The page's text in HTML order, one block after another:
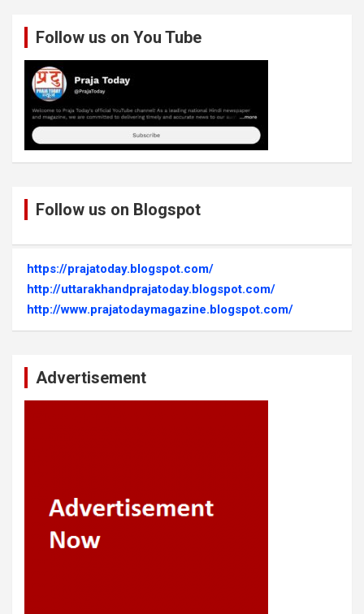
Follow us on You Tube
Follow us on Blogspot
https://prajatoday.blogspot.com/
http://uttarakhandprajatoday.blogspot.com/
http://www.prajatodaymagazine.blogspot.com/
Advertisement